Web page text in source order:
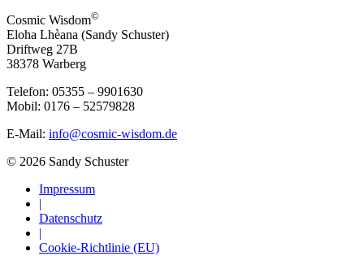
Cosmic Wisdom©
Eloha Lhèana (Sandy Schuster)
Driftweg 27B
38378 Warberg
Telefon: 05355 – 9901630
Mobil: 0176 – 52579828
E-Mail: info@cosmic-wisdom.de
© 2026 Sandy Schuster
Impressum
|
Datenschutz
|
Cookie-Richtlinie (EU)